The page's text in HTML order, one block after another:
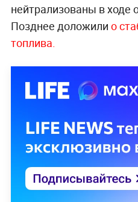
нейтрализованы в ходе
Позднее доложили о
топлива.